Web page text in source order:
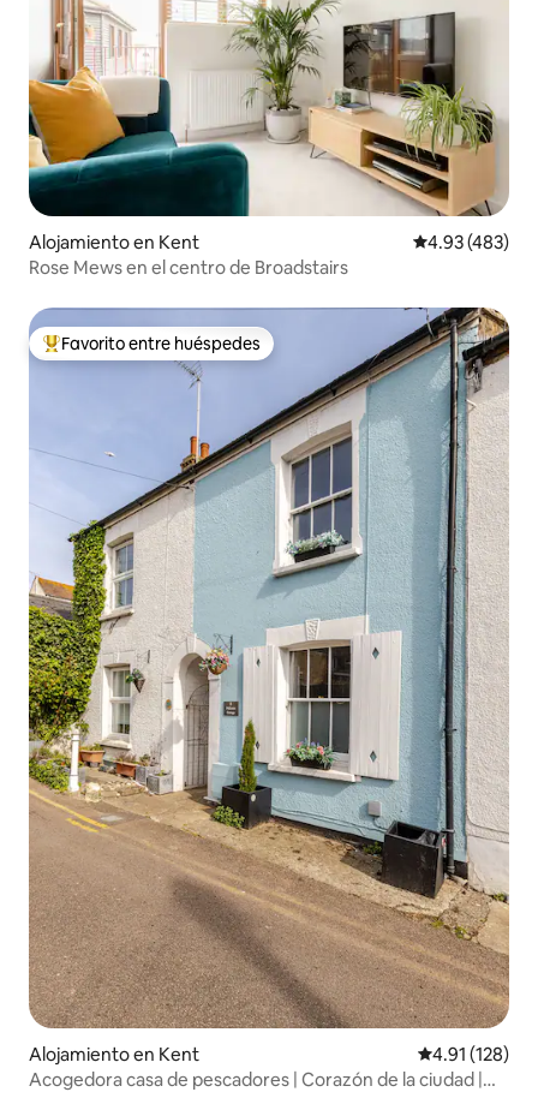
Alojamiento en Kent Calificación
4.93 (483)
Rose Mews en el centro de Broadstairs
Favorito entre huéspedes preferido
Favorito entre huéspedes
Alojamiento en Kent Calificación
4.91 (128)
Acogedora casa de pescadores | Corazón de la ciudad |